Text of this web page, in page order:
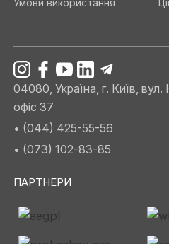
Умови використання
04080, Україна, г. Київ, вул.
офіс 37
• (044) 425-55-56
• (073) 102-83-85
ПАРТНЕРИ